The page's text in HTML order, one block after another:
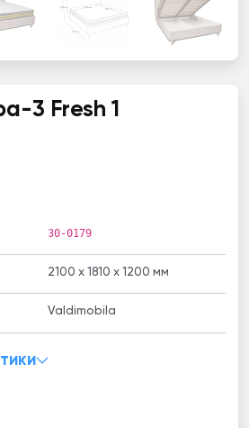
3 Fresh 1
30-0179
2100 x 1810 x 1200 мм
Valdimobila